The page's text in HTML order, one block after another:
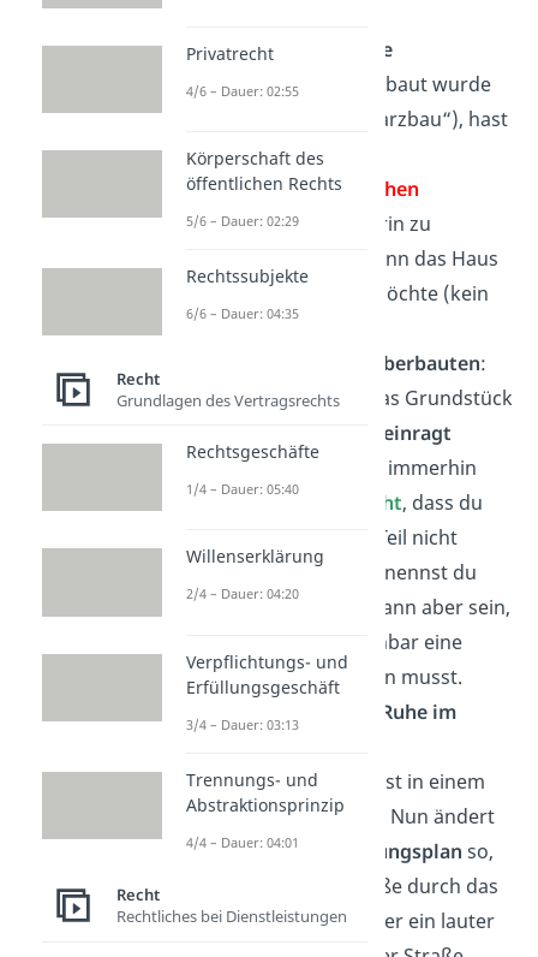
Wenn dein Haus
ohne
Baugenehmigung
gebaut wurde
(sogenannter „Schwarzbau“), hast
dukeinen
gewohnheitsrechtlichen
Anspruchdarauf, darin zu
wohnen. Die Stadt kann das Haus
abreißen, wenn sie möchte (kein
Bestandsschutz).
Bestandschutz bei Überbauten:
Wenn dein Haus in das Grundstück
Nachbarn hineinragt
(„Überbau“), hast du immerhin
dasGewohnheitsrecht, dass du
den überstehenden Teil nicht
abreißen musst. Das nennst du
Bestandsschutz. Es kann aber sein,
dass du deinem Nachbar eine
Entschädigungzahlen musst.
Rechtsanspruch auf Ruhe im
Stell dir vor, du wohnst in einem
ruhigen Wohngebiet. Nun ändert
die Stadt den
Bebauungsplan so,
dass eine große Straße durch das
Wohngebiet führt oder ein lauter
Privatrecht
4/6 – Dauer: 02:55
Körperschaft des
öffentlichen Rechts
5/6 – Dauer: 02:29
Rechtssubjekte
6/6 – Dauer: 04:35
Recht
Grundlagen des Vertragsrechts
Rechtsgeschäfte
1/4 – Dauer: 05:40
Willenserklärung
2/4 – Dauer: 04:20
Verpflichtungs- und
Erfüllungsgeschäft
3/4 – Dauer: 03:13
Trennungs- und
Abstraktionsprinzip
4/4 – Dauer: 04:01
Recht
Rechtliches bei Dienstleistungen